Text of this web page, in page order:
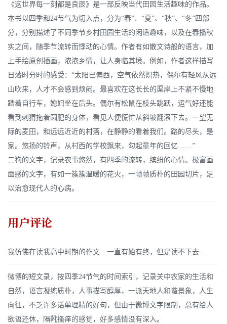
《这世界每一刻都是良辰》是一部反映当代田园生活趣味的作品。
本书以四季和24节气为切入点，分为“春”、“夏”、“秋”、“冬”四部
分，分别描述了不同季节乡村田园生活的闲适趣味，以及在春播秋
实之间，随季节流转而悸动的心情。作者有如散文诗般的语言，加
上手绘原创插画，浓浓乡情，让人身临其境。例如，作者这样描写
日落时分时的感受：“太阳已偏西，空气依然炽热，偶尔有轻风从远
山吹来，人才不会感到烦闷。最喜欢在这长长的渠岸上不紧不慢地
踏着自行车，媳妇坐在后头。偶尔有松鼠在枝头跳跃，运气好还能
看到刺猬拖着圆肥的身体，看见人便慌忙从斜坡翻滚下去。一望无
际的麦田，和远远近近的村落，在静静的看着我们。路的尽头，是
家。悠扬的铃声，从村西的学校飘来，勾起童年的回忆……”
二狗的文字，记录农事悠然，有四季的流转，缤纷的心情。极富画
面感的文字，有如一簇簇温暖的花火，一帧帧质朴的田园切片，足
以治愈现代人的心病。
用户评论
我仿佛在读我高中时期的作文…一直有始有终，但是读不下去…
微博的短文录，按四季24节气的时间索引，记录关中农家的生活和
自然，语言凝练质朴，人事描写醇厚，一派天地人和谐景象，人生
向往，不乏许多话单理精的好句，但由于微博文字限制，总有给人
欲语还休，隔靴搔痒的感觉，好多感情没有深入。